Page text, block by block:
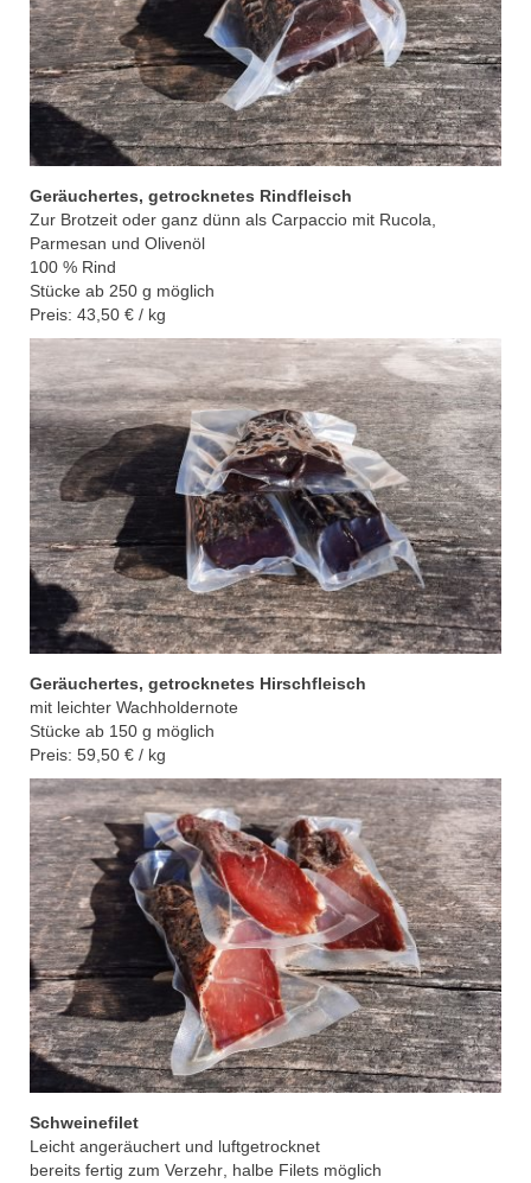
Geräuchertes, getrocknetes Rindfleisch
Zur Brotzeit oder ganz dünn als Carpaccio mit Rucola,
Parmesan und Olivenöl
100 % Rind
Stücke ab 250 g möglich
Preis: 43,50 € / kg
Geräuchertes, getrocknetes Hirschfleisch
mit leichter Wachholdernote
Stücke ab 150 g möglich
Preis: 59,50 € / kg
Schweinefilet
Leicht angeräuchert und luftgetrocknet
bereits fertig zum Verzehr , halbe Filets möglich